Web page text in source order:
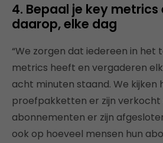
4. Bepaal je key metrics
daarop, elke dag
“We zorgen dat iedereen in het
metrics heeft en vergaderen
acht minuten staand. We kijken
proefpakketten er zijn verkocht
abonnementen er zijn
ook op hoeveel mensen hun